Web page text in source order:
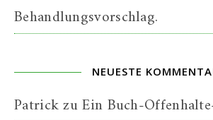
Behandlungsvorschlag.
NEUESTE
PatrickzuEin Buch-